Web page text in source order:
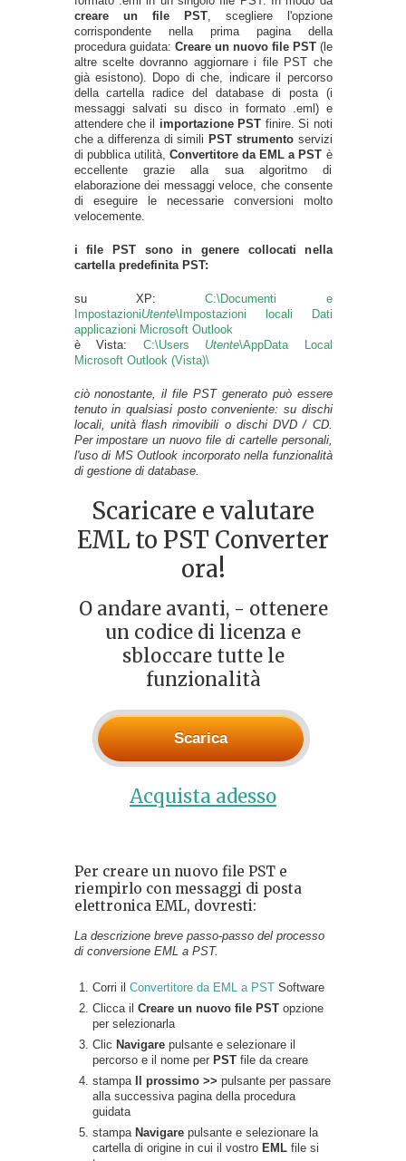
creare un file PST, scegliere l'opzione
corrispondente nella prima pagina della
procedura guidata: Creare un nuovo file PST(le
altre scelte dovranno aggiornare i file PST che
già esistono). Dopo di che, indicare il percorso
della cartella radice del database di posta (i
messaggi salvati su disco in formato .eml) e
attendere che il importazione PST finire. Si noti
che a differenza di simili PST strumentoservizi
di pubblica utilità, Convertitore da EML a PST è
eccellente grazie alla sua algoritmo di
elaborazione dei messaggi veloce, che consente
di eseguire le necessarie conversioni molto
velocemente.
i file PST sono in genere collocati nella
cartella predefinita PST:
su XP:C:\Documenti e
ImpostazioniUtente\Impostazioni locali Dati
applicazioni Microsoft Outlook
è Vista: C:\Users Utente\AppData Local
Microsoft Outlook (Vista)\
ciò nonostante, il file PST generato può essere
tenuto in qualsiasi posto conveniente: su dischi
locali, unità flash rimovibili o dischi DVD / CD.
Per impostare un nuovo file di cartelle personali,
l'uso di MS Outlook incorporato nella funzionalità
di gestione di database.
Scaricare e valutare
EML to PST Converter
ora!
O andare avanti, - ottenere
un codice di licenza e
sbloccare tutte le
funzionalità
Scarica
Acquista adesso
Per creare un nuovo file PST e
riempirlo con messaggi di posta
elettronica EML, dovresti:
La descrizione breve passo-passo del processo
di conversione EML a PST.
Corri il Convertitore da EML a PSTSoftware
Clicca il Creare un nuovo file PSTopzione
per selezionarla
Clic Navigarepulsante e selezionare il
percorso e il nome per PSTfile da creare
stampa
Il prossimo >> pulsante per passare
alla successiva pagina della procedura
guidata
stampa Navigarepulsante e selezionare la
cartella di origine in cui il vostro EMLfile si